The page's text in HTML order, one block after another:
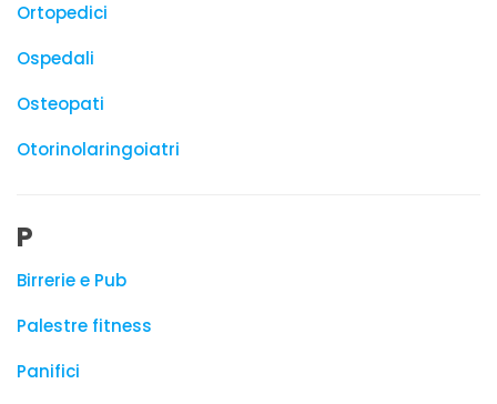
Ortopedici
Ospedali
Osteopati
Otorinolaringoiatri
P
Birrerie e Pub
Palestre fitness
Panifici